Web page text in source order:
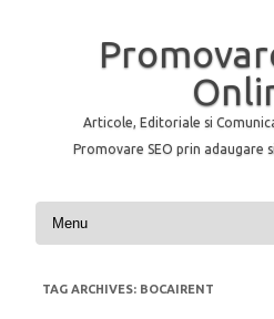
Articole, Editoriale si
Promovare SEO prin adaugare
Skip to content
TAG ARCHIVES: BOCAIRENT